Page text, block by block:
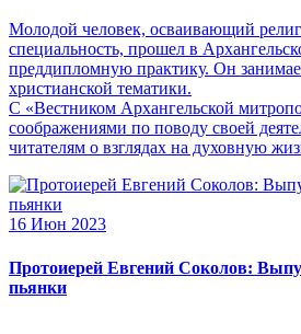
Молодой человек, осваивающий
специальность, прошел в
преддипломную практику. Он
христианской тематики.
С «Вестником Архангельской
соображениями по поводу своей
читателям о взглядах на духовную
16 Июн 2023
Протоиерей Евгений Соколов:
пьянки